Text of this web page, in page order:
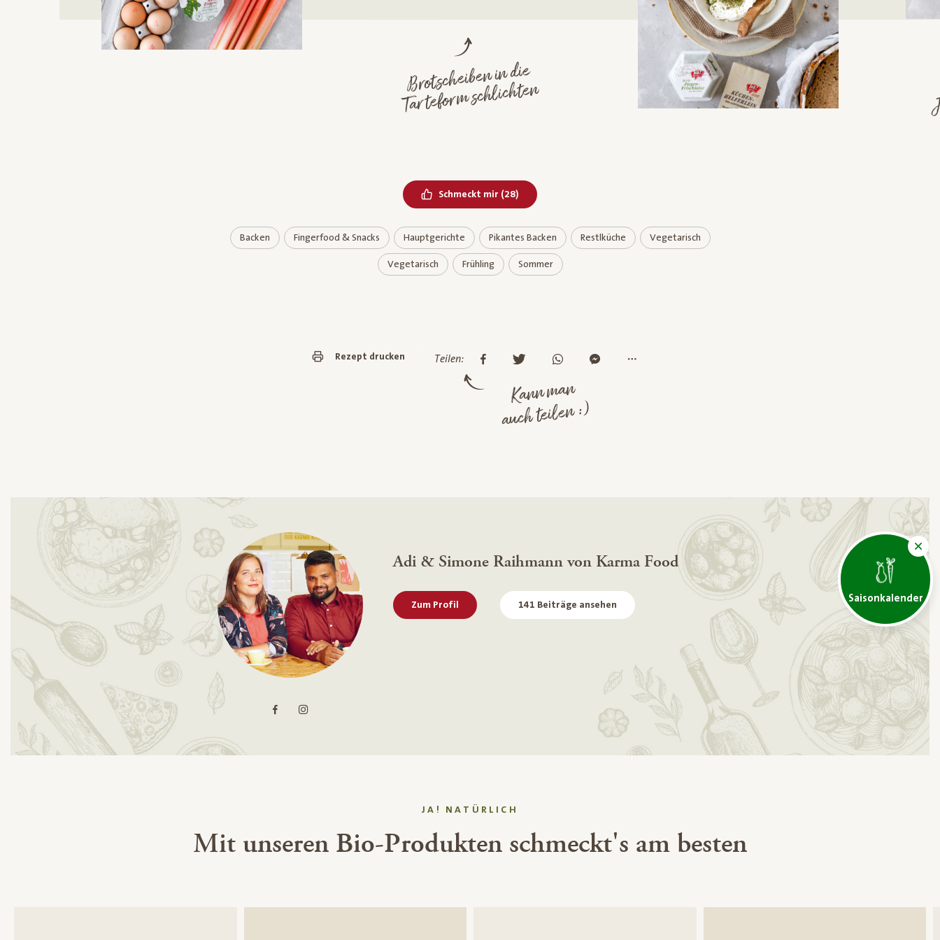
Saisonkalender
Brotscheiben in die
Tartefor
m schlichten
Schmeckt mir Bereits geliked
(28)
Backen Fingerfood & Snacks Hauptgerichte Pikantes Backen Restlküche Vegetarisch
Vegetarisch Frühling Sommer
Rezept drucken Teilen:
Kann man
auch teilen :)
Adi & Simone Raihmann von Karma Food
Zum Profil 141 Beiträge ansehen
JA! NATÜRLICH
Mit unseren Bio-Produkten schmeckt's am besten